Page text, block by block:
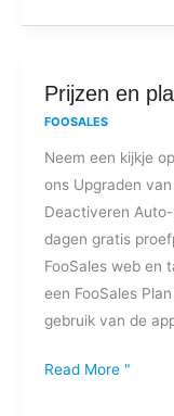
Prijzen en
FOOSALES
Neem een kijkje
ons Upgraden
Deactiveren
dagen gratis
FooSales web en
een FooSales
gebruik van de
Prijzen
en
Read More "